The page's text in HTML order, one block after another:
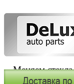
Меняем